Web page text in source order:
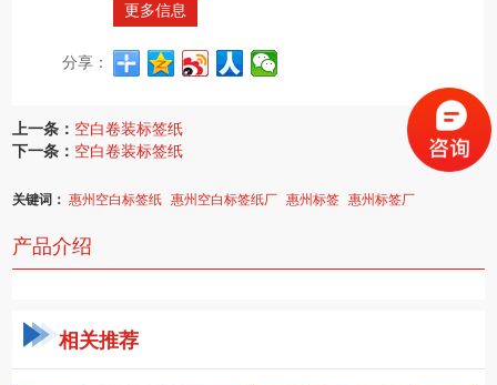
更多信息
分享：
上一条： 空白卷装标签纸
下一条： 空白卷装标签纸
关键词：惠州空白标签纸 惠州空白标签纸厂 惠州标签 惠州标签厂
产品介绍
相关推荐